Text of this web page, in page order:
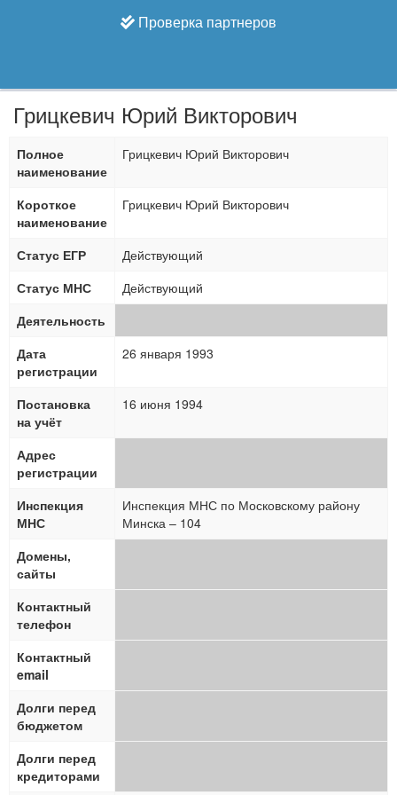
Проверка партнеров
Грицкевич Юрий Викторович
Полное
наименование
Грицкевич Юрий Викторович
Короткое
наименование
Грицкевич Юрий Викторович
Статус ЕГР
Действующий
Статус МНС
Действующий
Деятельность
Дата
регистрации
26 января 1993
Постановка
на учёт
16 июня 1994
Адрес
регистрации
Инспекция
МНС
Инспекция МНС по Московскому району
Минска – 104
Домены,
сайты
Контактный
телефон
Контактный
email
Долги перед
бюджетом
Долги перед
кредиторами